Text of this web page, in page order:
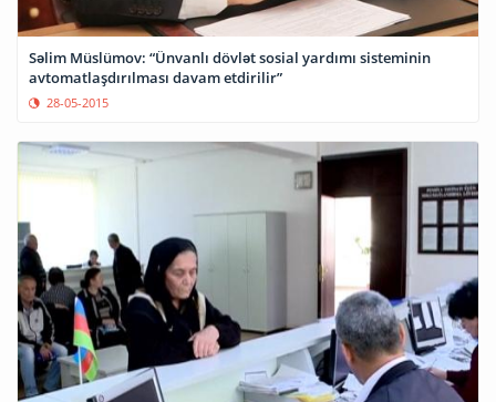
Səlim Müslümov: “Ünvanlı dövlət sosial yardımı sisteminin
avtomatlaşdırılması davam etdirilir”
28-05-2015